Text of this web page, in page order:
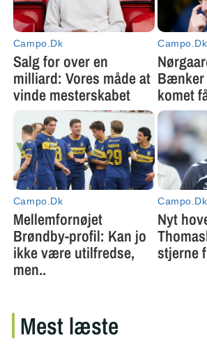
Mest læste